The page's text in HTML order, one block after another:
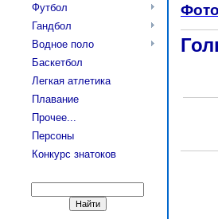
Футбол
Гандбол
Водное поло
Баскетбол
Легкая атлетика
Плавание
Прочее...
Персоны
Конкурс знатоков